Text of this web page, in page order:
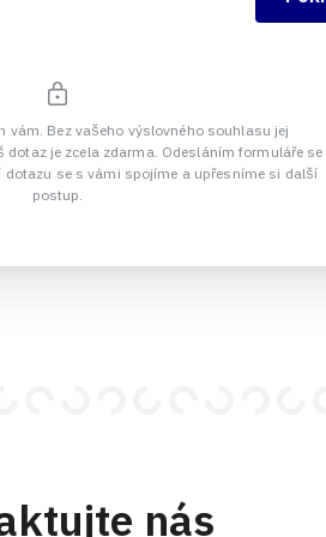
vám. Bez vašeho výslovného souhlasu jej
dotaz je zcela zdarma. Odesláním formuláře se
dotazu se s vámi spojíme a upřesníme si další
postup.
nás